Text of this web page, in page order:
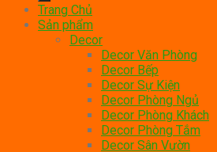
Trang Chủ
Sản phẩm
Decor
Decor Văn Phòng
Decor Bếp
Decor Sự Kiện
Decor Phòng Ngủ
Decor Phòng Khách
Decor Phòng Tắm
Decor Sân Vườn